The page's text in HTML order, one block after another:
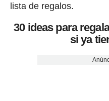
lista de regalos.
30 ideas para
si ya